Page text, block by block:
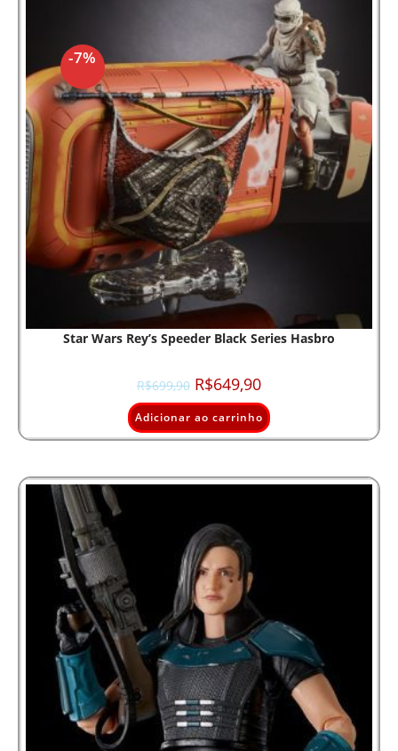
-7%
Star Wars Rey’s Speeder Black Series Hasbro
R$699,90 R$649,90
Adicionar ao carrinho